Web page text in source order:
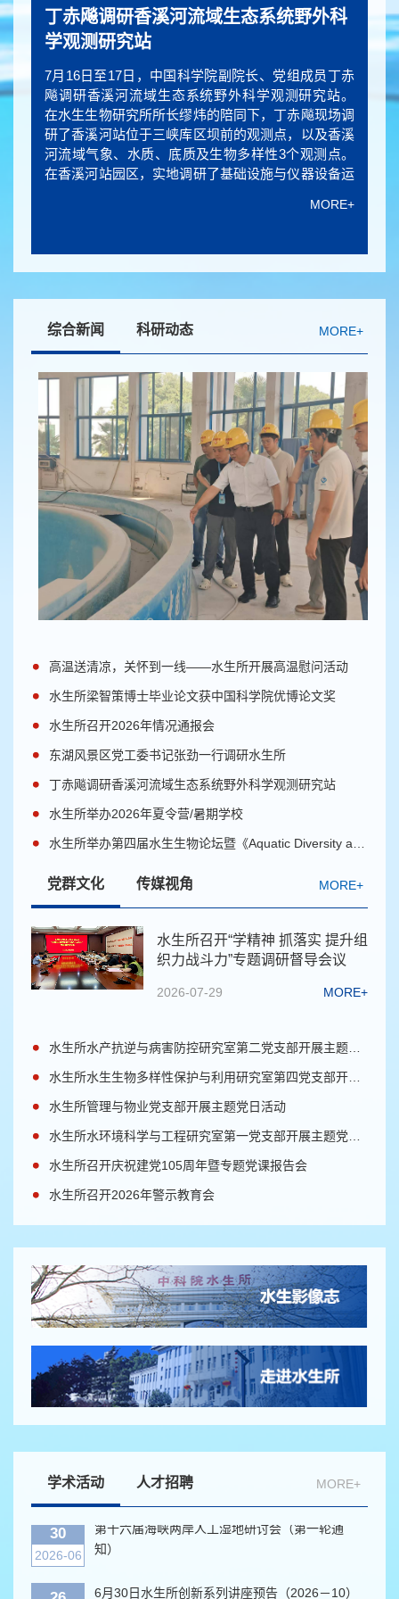
水生所揭示TGF-β异源二聚体强效调控
鱼类生殖细胞稳态
丁赤飚调研香溪河流域生态系统野外科
学观测研究站
7月16日至17日，中国科学院副院长、党组成员丁赤
飚调研香溪河流域生态系统野外科学观测研究站。
在水生生物研究所所长缪炜的陪同下，丁赤飚现场调
研了香溪河站位于三峡库区坝前的观测点，以及香溪
河流域气象、水质、底质及生物多样性3个观测点。
在香溪河站园区，实地调研了基础设施与仪器设备运
MORE+
水生所联合武汉大学口腔医院揭示初级
纤毛调控牙龈成纤维细胞衰老的新机制
水生所举办第四届水生生物论坛暨
《Aquatic Diversity and Ecology》期
刊发布会
水生所举办新质生产力驱动下的渔业发
展与生物多样性保护研讨会
综合新闻 科研动态 MORE+
高温送清凉，关怀到一线——水生所开展高温慰问活动
水生所梁智策博士毕业论文获中国科学院优博论文奖
水生所召开2026年情况通报会
东湖风景区党工委书记张劲一行调研水生所
丁赤飚调研香溪河流域生态系统野外科学观测研究站
水生所举办2026年夏令营/暑期学校
水生所举办第四届水生生物论坛暨《Aquatic Diversity and Ecology》期刊发布会
党群文化 传媒视角 MORE+
水生所召开“学精神 抓落实 提升组
织力战斗力”专题调研督导会议
2026-07-29 MORE+
水生所水产抗逆与病害防控研究室第二党支部开展主题党日学习活动
水生所水生生物多样性保护与利用研究室第四党支部开展主题党日活动
水生所管理与物业党支部开展主题党日活动
水生所水环境科学与工程研究室第一党支部开展主题党日活动
水生所召开庆祝建党105周年暨专题党课报告会
水生所召开2026年警示教育会
学术活动 人才招聘 MORE+
2026-06
第十六届海峡两岸人工湿地研讨会（第一轮通
知）
26
2026-06
10
2026-06
6月12日水生所创新系列讲座预告（2026－9）
09
2026-06
第四届水生生物论坛暨Aquatic Diversity and
Ecology期刊发布会（第二轮会议通知）
30
2026-06
26
2026-06